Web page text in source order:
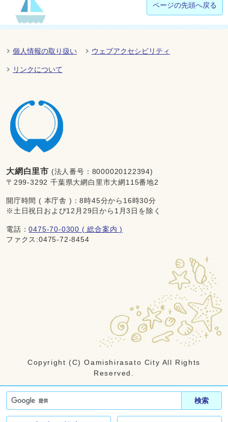
検索
ページの先頭へ戻る
個人情報の取り扱い ウェブアクセシビリティ
リンクについて
大網白里市 (法人番号：8000020122394)
〒299-3292 千葉県大網白里市大網115番地2
開庁時間 ( 本庁舎 )：8時45分から16時30分
※土日祝日および12月29日から1月3日を除く
電話：0475-70-0300 ( 総合案内 )
ファクス:0475-72-8454
Copyright (C) Oamishirasato City All Rights
Reserved.